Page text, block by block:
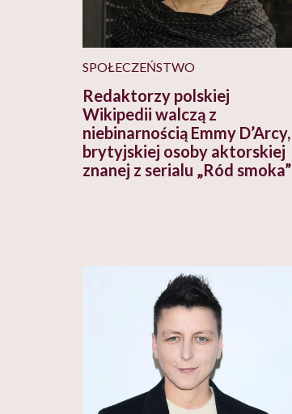
SPOŁECZEŃSTWO
Redaktorzy polskiej
Wikipedii walczą z
niebinarnością Emmy D’Arcy,
brytyjskiej osoby aktorskiej
znanej z serialu „Ród smoka”